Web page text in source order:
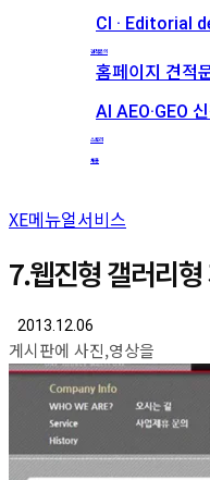
CI · Editorial
견적문의
홈페이지 견적
AI AEO·GEO
스토리
채용
XE메뉴얼서비스
7.웹진형 갤러리
2013.12.06
게시판에 사진,영상을